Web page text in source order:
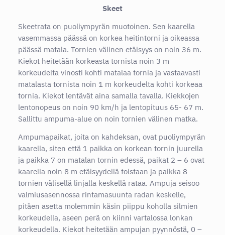
Skeet
Skeetrata on puoliympyrän muotoinen. Sen kaarella
vasemmassa päässä on korkea heitintorni ja oikeassa
päässä matala. Tornien välinen etäisyys on noin 36 m.
Kiekot heitetään korkeasta tornista noin 3 m
korkeudelta vinosti kohti matalaa tornia ja vastaavasti
matalasta tornista noin 1 m korkeudelta kohti korkeaa
tornia. Kiekot lentävät aina samalla tavalla. Kiekkojen
lentonopeus on noin 90 km/h ja lentopituus 65- 67 m.
Sallittu ampuma-alue on noin tornien välinen matka.
Ampumapaikat, joita on kahdeksan, ovat puoliympyrän
kaarella, siten että 1 paikka on korkean tornin juurella
ja paikka 7 on matalan tornin edessä, paikat 2 – 6 ovat
kaarella noin 8 m etäisyydellä toistaan ja paikka 8
tornien välisellä linjalla keskellä rataa. Ampuja seisoo
valmiusasennossa rintamasuunta radan keskelle,
pitäen asetta molemmin käsin piippu koholla silmien
korkeudella, aseen perä on kiinni vartalossa lonkan
korkeudella. Kiekot heitetään ampujan pyynnöstä, 0 –